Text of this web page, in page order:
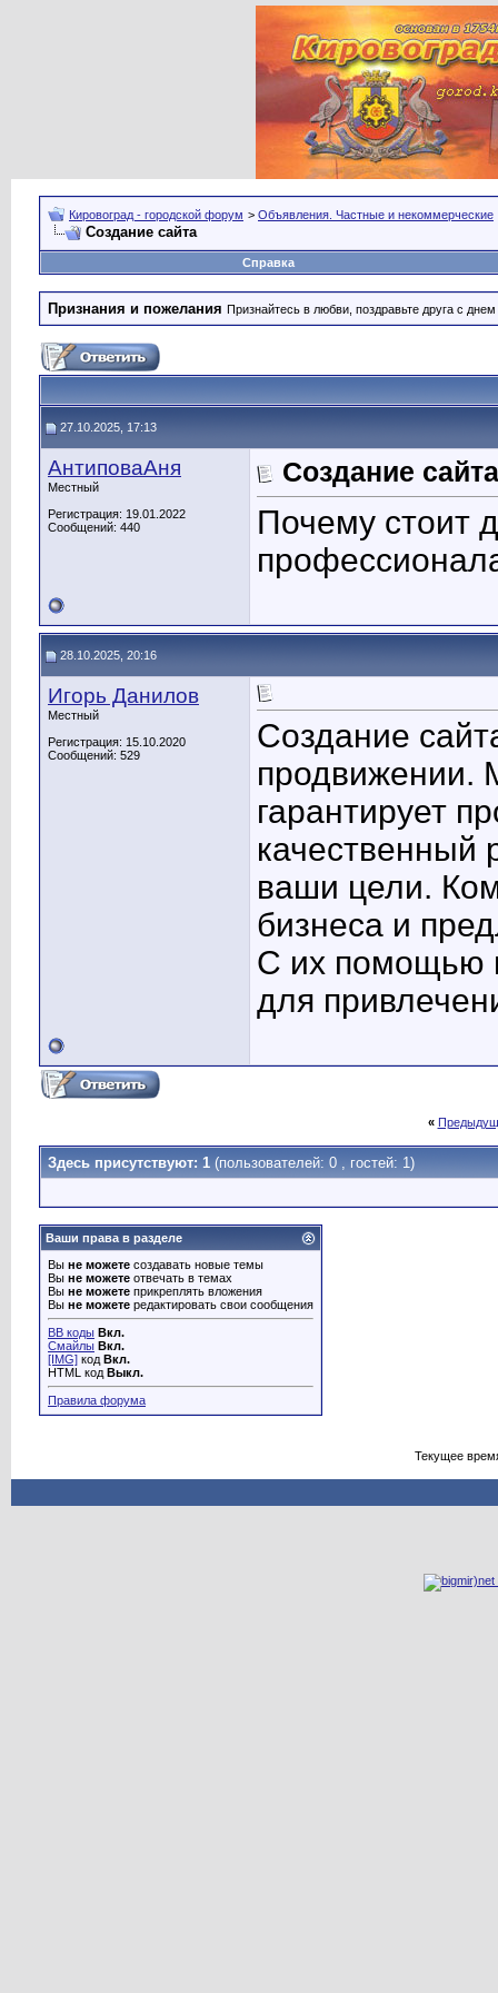
Кировоград - городской форум > Объявления. Частные и некоммерческие
Создание сайта
Справка
Признания и пожелания Признайтесь в любви, поздравьте друга с
27.10.2025, 17:13
АнтиповаАня
Местный
Регистрация: 19.01.2022
Сообщений: 440
Создание сайта
Почему стоит
28.10.2025, 20:16
Игорь Данилов
Местный
Регистрация: 15.10.2020
Сообщений: 529
Создание
продвижении.
гарантирует
качественный
ваши цели.
бизнеса и
С их помощью
для
«
Здесь присутствуют: 1 (пользователей: 0 , гостей: 1)
Ваши права в разделе
Вы не можете создавать новые темы
Вы не можете отвечать в темах
Вы не можете прикреплять вложения
Вы не можете редактировать свои сообщения
BB коды Вкл.
Смайлы Вкл.
[IMG] код Вкл.
HTML код Выкл.
Правила форума
Текущее